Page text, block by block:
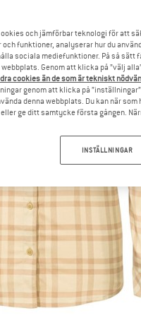
och jämförbar teknologi för att
funktioner, analyserar hur du
sociala mediefunktioner. På så sätt
Genom att klicka på ”välj
cookies än de som är tekniskt
genom att klicka på
denna webbplats. Du kan när
ge ditt samtycke första gången.
INSTÄLLNINGAR